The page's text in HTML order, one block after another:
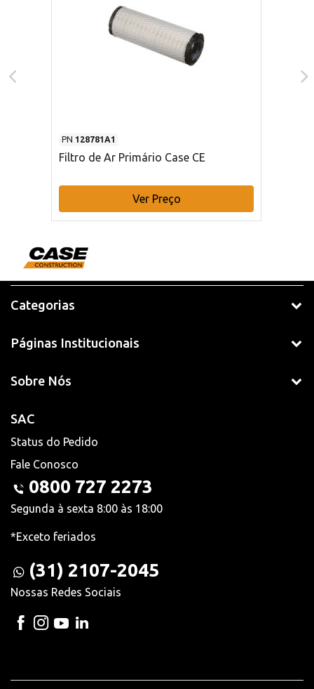
PN 128781A1
Filtro de Ar Primário Case CE
Ver Preço
Categorias
Páginas Institucionais
Sobre Nós
SAC
Status do Pedido
Fale Conosco
0800 727 2273
Segunda à sexta 8:00 às 18:00
*Exceto feriados
(31) 2107-2045
Nossas Redes Sociais